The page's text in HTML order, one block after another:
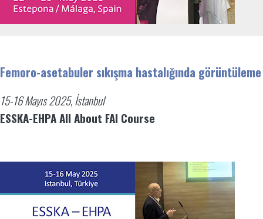
Femoro-asetabuler sıkışma hastalığında görüntüleme
15-16 Mayıs 2025, İstanbul
ESSKA-EHPA All About FAI Course